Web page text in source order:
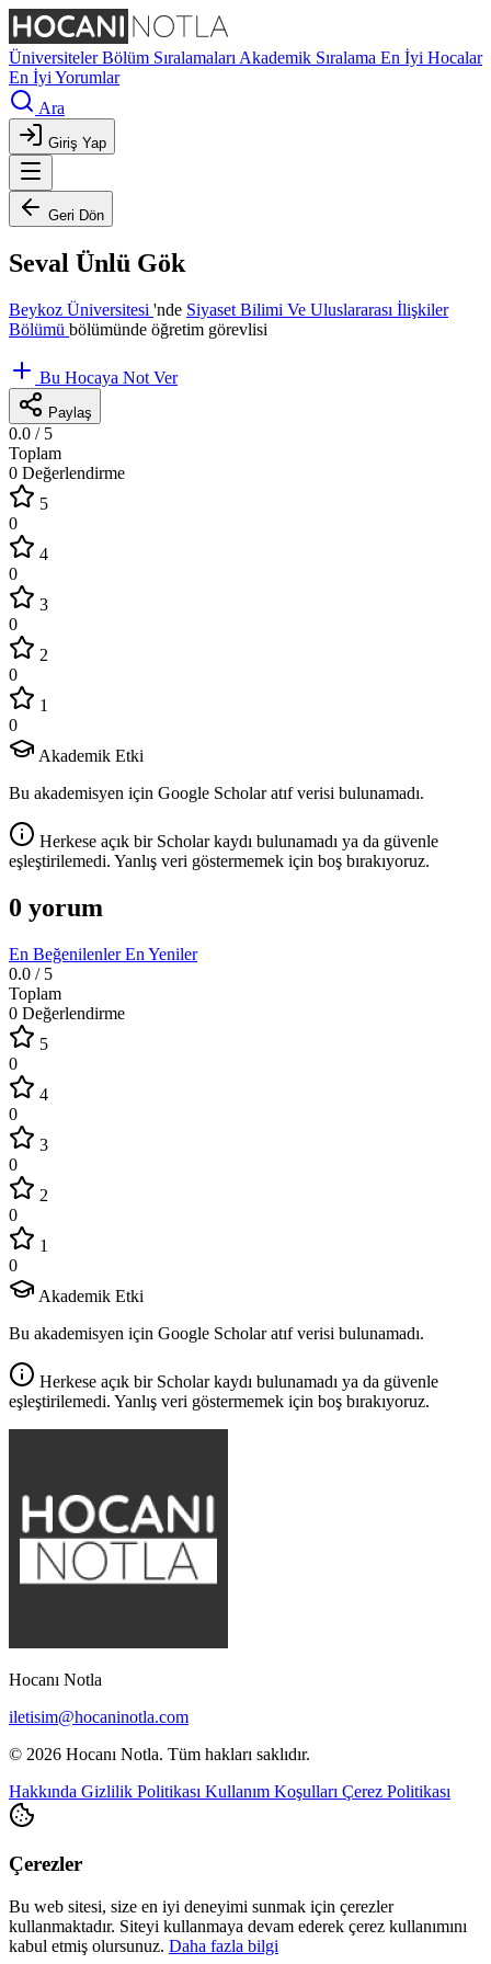
ÜniversitelerBölüm Sıralamaları Akademik Sıralama En İyi Hocalar
En İyi Yorumlar
Ara
Giriş Yap
Geri Dön
Seval Ünlü Gök
Beykoz Üniversitesi 'nde Siyaset Bilimi Ve Uluslararası İlişkiler
Bölümü bölümünde öğretim görevlisi
Bu Hocaya Not Ver
Paylaş
0.0 / 5
Toplam
0 Değerlendirme
5
0
4
0
3
0
2
0
1
0
Akademik Etki
Bu akademisyen için Google Scholar atıf verisi bulunamadı.
Herkese açık bir Scholar kaydı bulunamadı ya da güvenle
eşleştirilemedi. Yanlış veri göstermemek için boş bırakıyoruz.
0 yorum
En BeğenilenlerEn Yeniler
0.0 / 5
Toplam
0 Değerlendirme
5
0
4
0
3
0
2
0
1
0
Akademik Etki
Bu akademisyen için Google Scholar atıf verisi bulunamadı.
Herkese açık bir Scholar kaydı bulunamadı ya da güvenle
eşleştirilemedi. Yanlış veri göstermemek için boş bırakıyoruz.
Hocanı Notla
iletisim@hocaninotla.com
© 2026 Hocanı Notla. Tüm hakları saklıdır.
Hakkında Gizlilik Politikası Kullanım Koşulları Çerez Politikası
Çerezler
Bu web sitesi, size en iyi deneyimi sunmak için çerezler
kullanmaktadır. Siteyi kullanmaya devam ederek çerez kullanımını
kabul etmiş olursunuz. Daha fazla bilgi